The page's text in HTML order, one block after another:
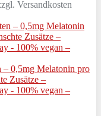
Versandkosten
– 0,5mg Melatonin pro
Zusätze –
- 100% vegan –